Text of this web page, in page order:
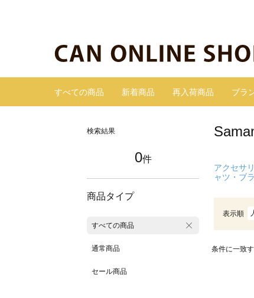
すべての商品 新着商品 再入荷商品 ブラ
検索結果
0件
商品タイプ
すべての商品
通常商品
セール商品
アクセサ
ャツ・ブ
表示順
条件に一致